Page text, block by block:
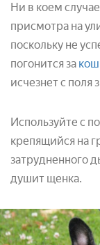
Ни в коем
присмотра на
поскольку не
погонится за
исчезнет с поля
Используйте с
крепящийся на
затрудненного
душит щенка.